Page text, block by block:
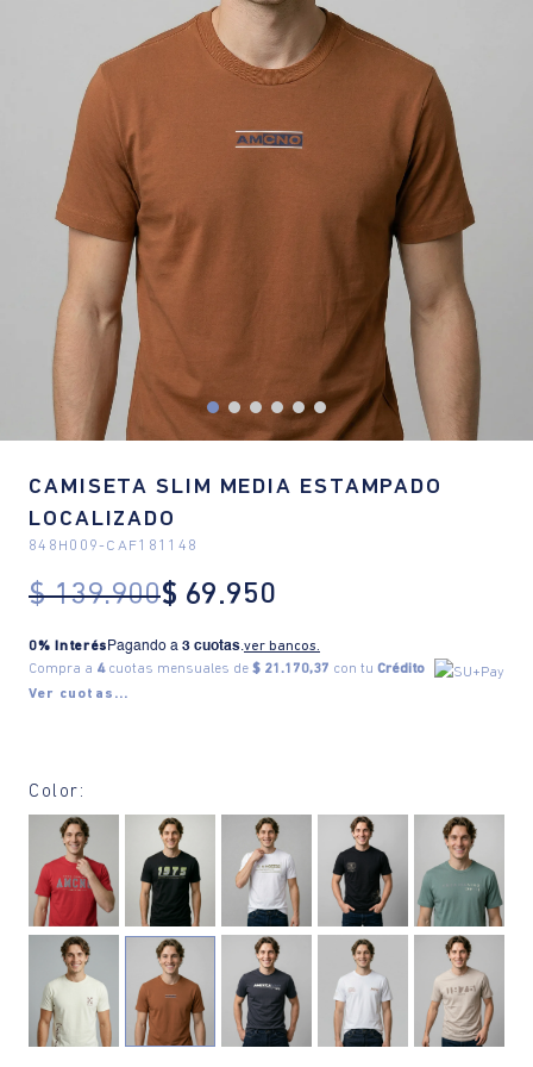
CAMISETA SLIM MEDIA ESTAMPADO
LOCALIZADO
848H009- CAF181148
$ 139.900$ 69.950
0% Interés Pagando a 3 cuotas.ver bancos.
Compra a 4cuotas mensuales de $ 21.170,37 con tu Crédito
Ver cuotas...
Color: